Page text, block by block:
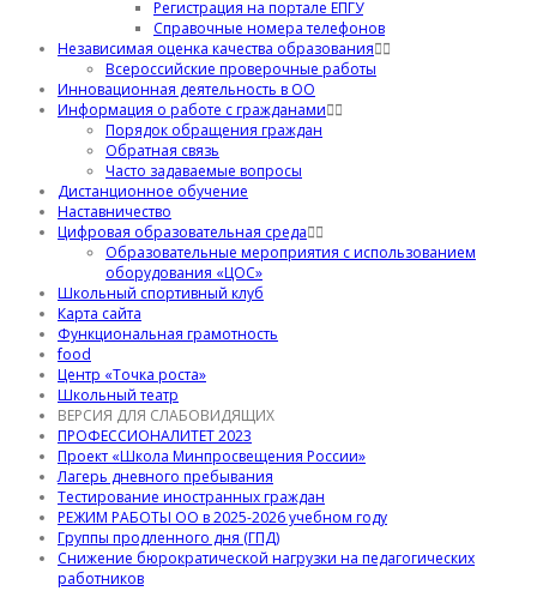
Регистрация на портале ЕПГУ
Справочные номера телефонов
Независимая оценка качества образования
Всероссийские проверочные работы
Инновационная деятельность в ОО
Информация о работе с гражданами
Порядок обращения граждан
Обратная связь
Часто задаваемые вопросы
Дистанционное обучение
Наставничество
Цифровая образовательная среда
Образовательные мероприятия с использованием
оборудования «ЦОС»
Школьный спортивный клуб
Карта сайта
Функциональная грамотность
food
Центр «Точка роста»
Школьный театр
ВЕРСИЯ ДЛЯ СЛАБОВИДЯЩИХ
ПРОФЕССИОНАЛИТЕТ 2023
Проект «Школа Минпросвещения России»
Лагерь дневного пребывания
Тестирование иностранных граждан
РЕЖИМ РАБОТЫ ОО в 2025-2026 учебном году
Группы продленного дня (ГПД)
Снижение бюрократической нагрузки на педагогических
работников